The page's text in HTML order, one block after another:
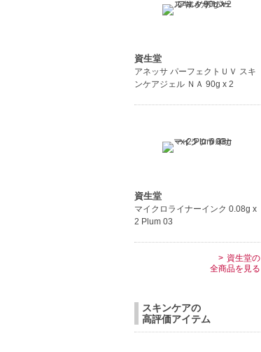
資生堂
アネッサ パーフェクトＵＶ スキ
ンケアジェル ＮＡ 90g x 2
資生堂
マイクロライナーインク 0.08g x
2 Plum 03
資生堂の
全商品を見る
スキンケアの
高評価アイテム